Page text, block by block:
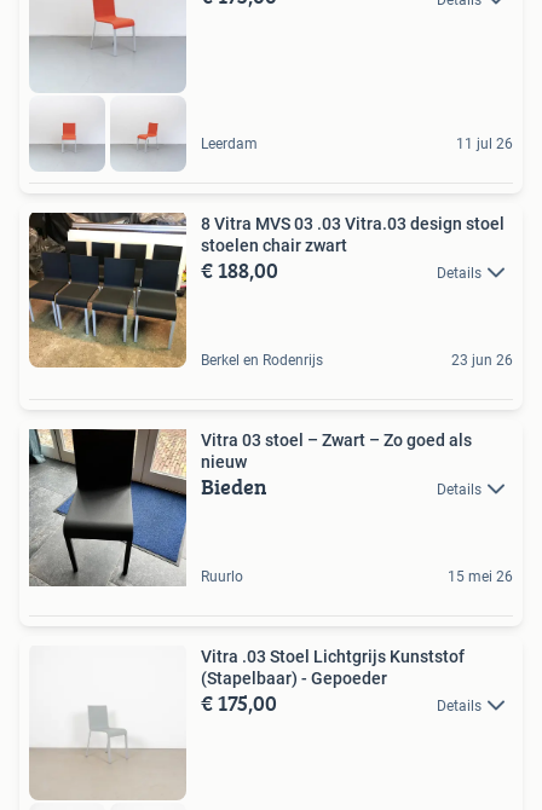
Leerdam 11 jul 26
8 Vitra MVS 03 .03 Vitra.03 design stoel
stoelen chair zwart
€ 188,00 Details
Berkel en Rodenrijs 23 jun 26
Vitra 03 stoel – Zwart – Zo goed als
nieuw
Bieden Details
Ruurlo 15 mei 26
Vitra .03 Stoel Lichtgrijs Kunststof
(Stapelbaar) - Gepoeder
€ 175,00 Details